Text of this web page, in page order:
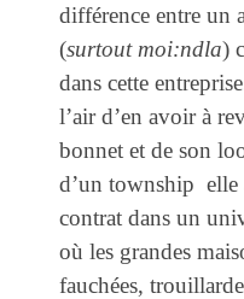
différence entre un
(surtout moi:ndla)
dans cette
l’air d’en avoir à
bonnet et de son
d’un township elle
contrat dans un
où les grandes
fauchées,